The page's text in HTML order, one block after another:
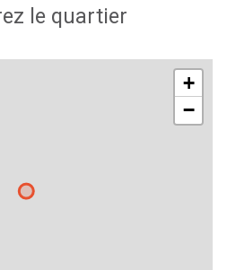
le quartier
+
−